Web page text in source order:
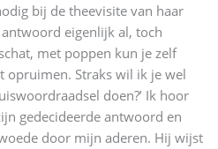
bij de theevisite van haar
eigenlijk al, toch
met poppen kun je zelf
opruimen. Straks wil ik je wel
doen?’ Ik hoor
gedecideerde antwoord en
door mijn aderen. Hij wijst